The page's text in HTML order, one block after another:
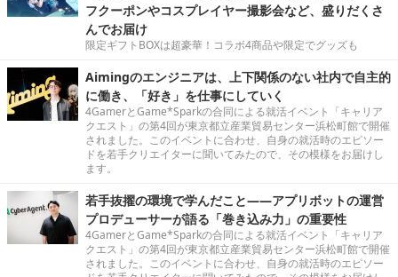
フクーポンやコスプレイヤー撮影会など、盛りだくさ
んでお届け
限定ギフトBOXは超豪華！コラボ4商品や限定でグッズも
Aimingのエンジニアは、上下関係のない社内で自主的
に働き、「好き」を仕事にしていく
4GamerとGame*Sparkの合同による就活イベント「キャリア
クエスト」の第4回が東京都立産業貿易センター浜松町館で開催
されました。このイベントに合わせ、自身の就活時のエピソー
ドを若手クリエイターに聞いてみたので、その模様をお届けし
ます。
若手抜擢の環境で学んだこと――アプリボットの運営
プロデューサーが語る「巻き込み力」の重要性
4GamerとGame*Sparkの合同による就活イベント「キャリア
クエスト」の第4回が東京都立産業貿易センター浜松町館で開催
されました。このイベントに合わせ、自身の就活時のエピソー